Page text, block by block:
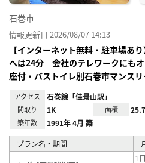
石巻市
情報更新日 2026/08/07 14:13
【インターネット無料・駐車場あ
へは24分 会社のテレワークにも
座付・バストイレ別石巻市マンスリ
アクセス 石巻線「佳景山駅」
間取り 1K 面積
築年数 1991年 4月 築
プラン名・期間
1